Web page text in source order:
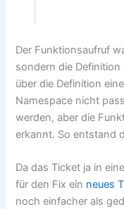
Der Funktionsaufruf
sondern die
über die Definition
Namespace nicht
werden, aber die
erkannt. So entstand
Da das Ticket ja in
für den Fix ein neues
noch einfacher als